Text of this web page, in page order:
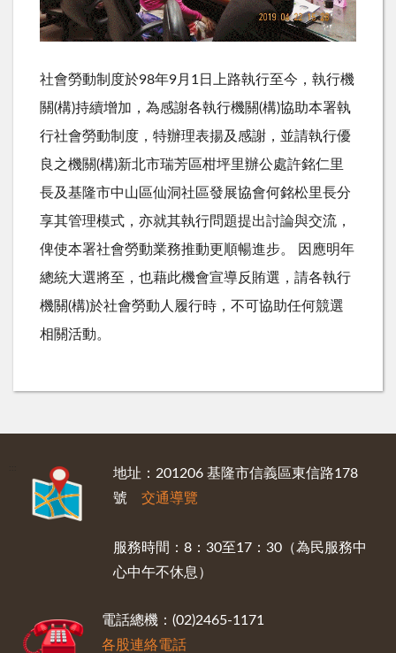
社會勞動制度於98年9月1日上路執行至今，執行機
關(構)持續增加，為感謝各執行機關(構)協助本署執
行社會勞動制度，特辦理表揚及感謝，並請執行優
良之機關(構)新北市瑞芳區柑坪里辦公處許銘仁里
長及基隆市中山區仙洞社區發展協會何銘松里長分
享其管理模式，亦就其執行問題提出討論與交流，
俾使本署社會勞動業務推動更順暢進步。 因應明年
總統大選將至，也藉此機會宣導反賄選，請各執行
機關(構)於社會勞動人履行時，不可協助任何競選
相關活動。
地址：201206 基隆市信義區東信路178
號 交通導覽
服務時間：8：30至17：30（為民服務中
心中午不休息）
電話總機：(02)2465-1171
各股連絡電話